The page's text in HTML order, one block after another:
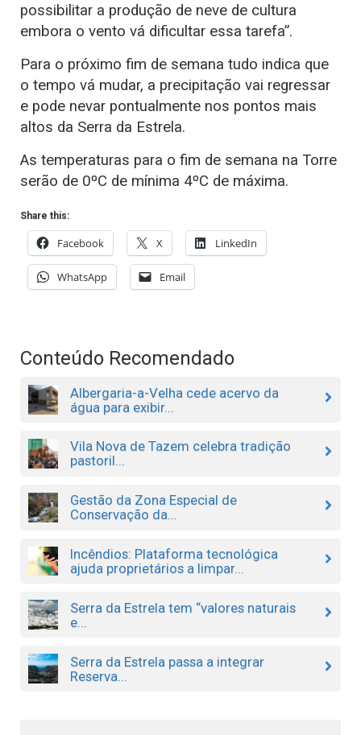
possibilitar a produção de neve de cultura
embora o vento vá dificultar essa tarefa”.
Para o próximo fim de semana tudo indica que
o tempo vá mudar, a precipitação vai regressar
e pode nevar pontualmente nos pontos mais
altos da Serra da Estrela.
As temperaturas para o fim de semana na Torre
serão de 0ºC de mínima 4ºC de máxima.
Share this:
Facebook X LinkedIn
WhatsApp Email
Conteúdo Recomendado
Albergaria-a-Velha cede acervo da
água para exibir...
Vila Nova de Tazem celebra tradição
pastoril...
Gestão da Zona Especial de
Conservação da...
Incêndios: Plataforma tecnológica
ajuda proprietários a limpar...
Serra da Estrela tem “valores naturais
e...
Serra da Estrela passa a integrar
Reserva...